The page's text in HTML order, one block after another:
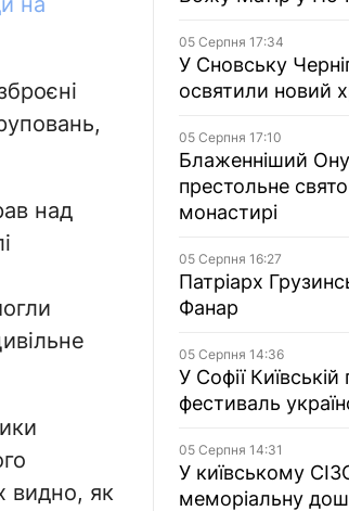
над
видно, як
05 Серпня 17:34
У Сновську
освятили новий
05 Серпня 17:10
Блаженніший
престольне
монастирі
05 Серпня 16:27
Патріарх
Фанар
05 Серпня 14:36
У Софії
фестиваль
05 Серпня 14:31
У київському
меморіальну